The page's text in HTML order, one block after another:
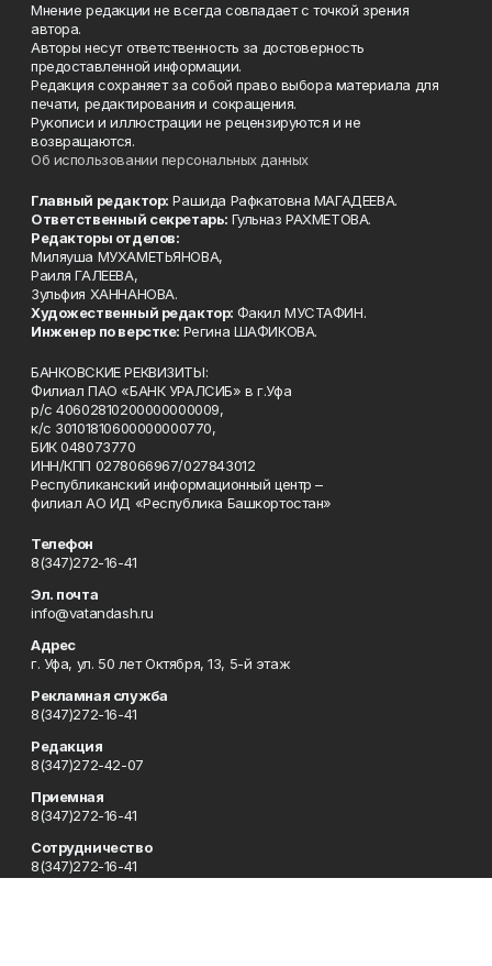
Мнение редакции не всегда совпадает с точкой зрения
автора.
Авторы несут ответственность за достоверность
предоставленной информации.
Редакция сохраняет за собой право выбора материала для
печати, редактирования и сокращения.
Рукописи и иллюстрации не рецензируются и не
возвращаются.
Об использовании персональных данных
Главный редактор: Рашида Рафкатовна МАГАДЕЕВА.
Ответственный секретарь: Гульназ РАХМЕТОВА.
Редакторы отделов:
Миляуша МУХАМЕТЬЯНОВА,
Раиля ГАЛЕЕВА,
Зульфия ХАННАНОВА.
Художественный редактор: Факил МУСТАФИН.
Инженер по верстке: Регина ШАФИКОВА.
БАНКОВСКИЕ РЕКВИЗИТЫ:
Филиал ПАО «БАНК УРАЛСИБ» в г.Уфа
р/с 40602810200000000009,
к/с 30101810600000000770,
БИК 048073770
ИНН/КПП 0278066967/027843012
Республиканский информационный центр –
филиал АО ИД «Республика Башкортостан»
Телефон
8(347)272-16-41
Эл. почта
info@vatandash.ru
Адрес
г. Уфа, ул. 50 лет Октября, 13, 5-й этаж
Рекламная служба
8(347)272-16-41
Редакция
8(347)272-42-07
Приемная
8(347)272-16-41
Сотрудничество
8(347)272-16-41